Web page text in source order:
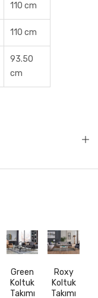
110 cm
110 cm
93.50
cm
Green
Koltuk
Takımı
Roxy
Koltuk
Takımı